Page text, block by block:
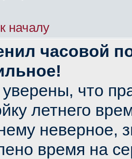
началу
часовой
что
летнего
неверное,
время на